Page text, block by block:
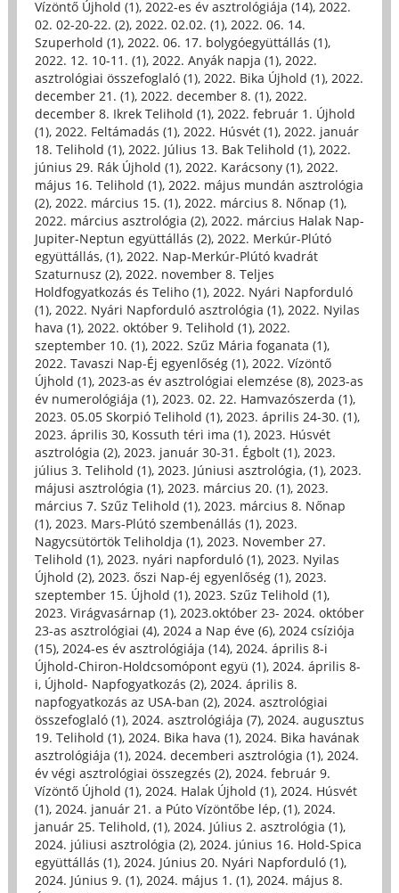
Vízöntő Újhold (1), 2022-es év asztrológiája (14), 2022.
02. 02-20-22. (2), 2022. 02.02. (1), 2022. 06. 14.
Szuperhold (1), 2022. 06. 17. bolygóegyüttállás (1),
2022. 12. 10-11. (1), 2022. Anyák napja (1), 2022.
asztrológiai összefoglaló (1), 2022. Bika Újhold (1), 2022.
december 21. (1), 2022. december 8. (1), 2022.
december 8. Ikrek Telihold (1), 2022. február 1. Újhold
(1), 2022. Feltámadás (1), 2022. Húsvét (1), 2022. január
18. Telihold (1), 2022. Július 13. Bak Telihold (1), 2022.
június 29. Rák Újhold (1), 2022. Karácsony (1), 2022.
május 16. Telihold (1), 2022. május mundán asztrológia
(2), 2022. március 15. (1), 2022. március 8. Nőnap (1),
2022. március asztrológia (2), 2022. március Halak Nap-
Jupiter-Neptun együttállás (2), 2022. Merkúr-Plútó
együttállás, (1), 2022. Nap-Merkúr-Plútó kvadrát
Szaturnusz (2), 2022. november 8. Teljes
Holdfogyatkozás és Teliho (1), 2022. Nyári Napforduló
(1), 2022. Nyári Napforduló asztrológia (1), 2022. Nyilas
hava (1), 2022. október 9. Telihold (1), 2022.
szeptember 10. (1), 2022. Szűz Mária foganata (1),
2022. Tavaszi Nap-Éj egyenlőség (1), 2022. Vízöntő
Újhold (1), 2023-as év asztrológiai elemzése (8), 2023-as
év numerológiája (1), 2023. 02. 22. Hamvazószerda (1),
2023. 05.05 Skorpió Telihold (1), 2023. április 24-30. (1),
2023. április 30, Kossuth téri ima (1), 2023. Húsvét
asztrológia (2), 2023. január 30-31. Égbolt (1), 2023.
július 3. Telihold (1), 2023. Júniusi asztrológia, (1), 2023.
májusi asztrológia (1), 2023. március 20. (1), 2023.
március 7. Szűz Telihold (1), 2023. március 8. Nőnap
(1), 2023. Mars-Plútó szembenállás (1), 2023.
Nagycsütörtök Teliholdja (1), 2023. November 27.
Telihold (1), 2023. nyári napforduló (1), 2023. Nyilas
Újhold (2), 2023. őszi Nap-éj egyenlőség (1), 2023.
szeptember 15. Újhold (1), 2023. Szűz Telihold (1),
2023. Virágvasárnap (1), 2023.október 23- 2024. október
23-as asztrológiai (4), 2024 a Nap éve (6), 2024 csíziója
(15), 2024-es év asztrológiája (14), 2024. április 8-i
Újhold-Chiron-Holdcsomópont együ (1), 2024. április 8-
i, Újhold- Napfogyatkozás (2), 2024. április 8.
napfogyatkozás az USA-ban (2), 2024. asztrológiai
összefoglaló (1), 2024. asztrológiája (7), 2024. augusztus
19. Telihold (1), 2024. Bika hava (1), 2024. Bika havának
asztrológiája (1), 2024. decemberi asztrológia (1), 2024.
év végi asztrológiai összegzés (2), 2024. február 9.
Vízöntő Újhold (1), 2024. Halak Újhold (1), 2024. Húsvét
(1), 2024. január 21. a Púto Vízöntőbe lép, (1), 2024.
január 25. Telihold, (1), 2024. Július 2. asztrológia (1),
2024. júliusi asztrológia (2), 2024. június 16. Hold-Spica
együttállás (1), 2024. Június 20. Nyári Napforduló (1),
2024. Június 9. (1), 2024. május 1. (1), 2024. május 8.